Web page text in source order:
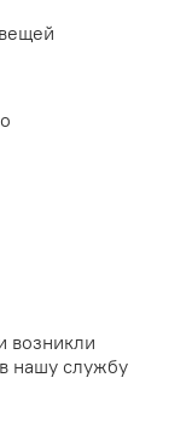
возникли
нашу службу